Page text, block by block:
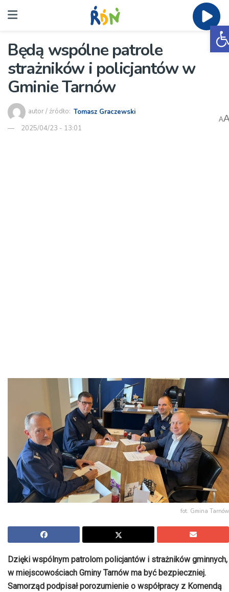
Będą wspólne patrole
strażników i policjantów w
Gminie Tarnów
autor / źródło: Tomasz Graczewski
2025/04/23 - 13:01
A
fot. Gmina Tarnów
Dzięki wspólnym patrolom policjantów i strażników gminnych,
w miejscowościach Gminy Tarnów ma być bezpieczniej.
Samorząd podpisał porozumienie o współpracy z Komendą